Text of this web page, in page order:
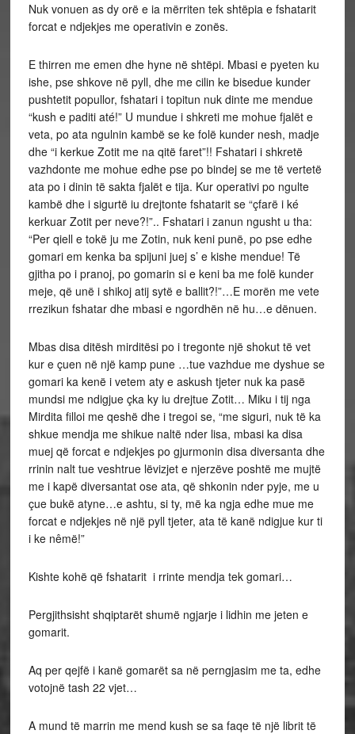
Nuk vonuen as dy orë e ia mërriten tek shtëpia e fshatarit
forcat e ndjekjes me operativin e zonës.
E thirren me emen dhe hyne në shtëpi. Mbasi e pyeten ku
ishe, pse shkove në pyll, dhe me cilin ke bisedue kunder
pushtetit popullor, fshatari i topitun nuk dinte me mendue
“kush e paditi até!” U mundue i shkreti me mohue fjalët e
veta, po ata ngulnin kambë se ke folë kunder nesh, madje
dhe “i kerkue Zotit me na qitë faret”!! Fshatari i shkretë
vazhdonte me mohue edhe pse po bindej se me të vertetë
ata po i dinin të sakta fjalët e tija. Kur operativi po ngulte
kambë dhe i sigurtë iu drejtonte fshatarit se “çfarë i ké
kerkuar Zotit per neve?!”.. Fshatari i zanun ngusht u tha:
“Per qiell e tokë ju me Zotin, nuk keni punë, po pse edhe
gomari em kenka ba spijuni juej s’ e kishe mendue! Të
gjitha po i pranoj, po gomarin si e keni ba me folë kunder
meje, që unë i shikoj atij sytë e ballit?!”…E morën me vete
rrezikun fshatar dhe mbasi e ngordhën në hu…e dënuen.
Mbas disa ditësh mirditësi po i tregonte një shokut të vet
kur e çuen në një kamp pune …tue vazhdue me dyshue se
gomari ka kenë i vetem aty e askush tjeter nuk ka pasë
mundsi me ndigjue çka ky iu drejtue Zotit… Miku i tij nga
Mirdita filloi me qeshë dhe i tregoi se, “me siguri, nuk të ka
shkue mendja me shikue naltë nder lisa, mbasi ka disa
muej që forcat e ndjekjes po gjurmonin disa diversanta dhe
rrinin nalt tue veshtrue lëvizjet e njerzëve poshtë me mujtë
me i kapë diversantat ose ata, që shkonin nder pyje, me u
çue bukë atyne…e ashtu, si ty, më ka ngja edhe mue me
forcat e ndjekjes në një pyll tjeter, ata të kanë ndigjue kur ti
i ke nêmë!”
Kishte kohë që fshatarit i rrinte mendja tek gomari…
Pergjithsisht shqiptarët shumë ngjarje i lidhin me jeten e
gomarit.
Aq per qejfë i kanë gomarët sa në perngjasim me ta, edhe
votojnë tash 22 vjet…
A mund të marrin me mend kush se sa faqe të një librit të